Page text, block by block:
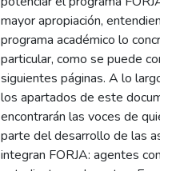
mayor apropiación,
programa académico lo
particular, como se puede
siguientes páginas. A lo largo
los apartados de este
encontrarán las voces de
parte del desarrollo de las
integran FORJA: agentes